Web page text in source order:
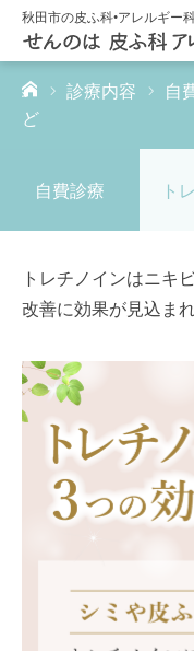
秋田市の皮ふ科•アレルギー
ム 診療内容 自
ど
自費診療 ト
トレチノインはニキ
改善に効果が見込ま
HOME
診療内容
クリニックキ
アクセス